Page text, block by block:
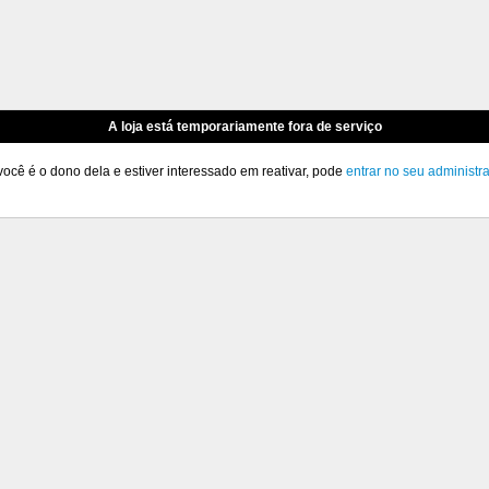
A loja está temporariamente fora de serviço
é o dono dela e estiver interessado em reativar, pode entrar no seu